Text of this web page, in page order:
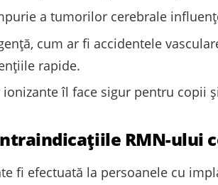
a tumorilor cerebrale
cum ar fi accidentele
rapide.
îl face sigur pentru copii
RMN-ului
fi efectuată la persoanele cu